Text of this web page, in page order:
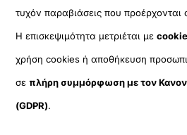
τυχόν παραβιάσεις που προέρχονται
Η επισκεψιμότητα μετριέται με
χρήση cookies ή αποθήκευση
σεπλήρη συμμόρφωση με τον
(GDPR).